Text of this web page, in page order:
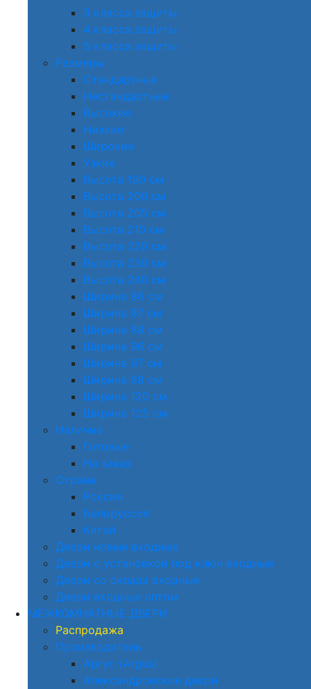
3 класса защиты
4 класса защиты
5 класса защиты
Размеры
Стандартные
Нестандартные
Высокие
Низкие
Широкие
Узкие
Высота 190 см
Высота 200 см
Высота 205 см
Высота 210 см
Высота 220 см
Высота 230 см
Высота 240 см
Ширина 86 см
Ширина 87 см
Ширина 88 см
Ширина 96 см
Ширина 97 см
Ширина 98 см
Ширина 120 см
Ширина 125 см
Наличие
Готовые
На заказ
Страна
Россия
Белоруссия
Китай
Двери новые входные
Двери с установкой под ключ входные
Двери со склада входные
Двери входные оптом
МЕЖКОМНАТНЫЕ ДВЕРИ
Распродажа
Производитель
Аргус (Argus)
Александровские двери